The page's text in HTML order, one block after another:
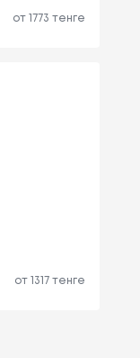
от 1773 тенге
от 1317 тенге